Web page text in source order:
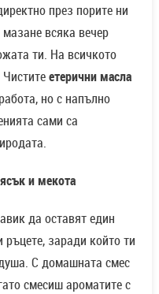
през порите ни
всяка вечер
ти. На всичкото
етерични масла
но с напълно
сами са
и мекота
да оставят един
заради който ти
С домашната смес
смесиш ароматите с